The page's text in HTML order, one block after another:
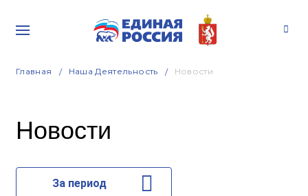
Главная Наша Деятельность Новости
Новости
За период